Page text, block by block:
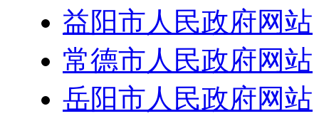
益阳市人民政府网站
常德市人民政府网站
岳阳市人民政府网站